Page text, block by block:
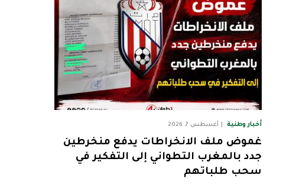
أخبار وطنية أغسطس 7, 2026
غموض ملف الانخراطات يدفع منخرطين
جدد بالمغرب التطواني إلى التفكير في
سحب طلباتهم